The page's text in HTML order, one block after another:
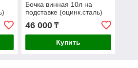
Бочка винная 10л на
подставке (оцинк.сталь)
46 000₸
Купить